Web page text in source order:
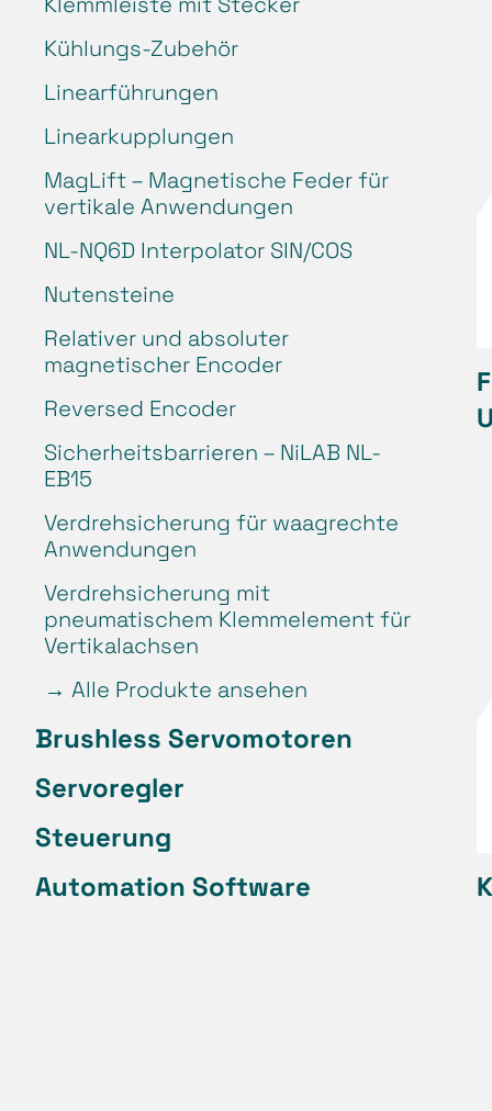
Kühlungs-Zubehör
Linearführungen
Linearkupplungen
MagLift – Magnetische Feder für
vertikale Anwendungen
NL-NQ6D Interpolator SIN/COS
Nutensteine
Relativer und absoluter
magnetischer Encoder
Reversed Encoder
Sicherheitsbarrieren – NiLAB NL-
EB15
Verdrehsicherung für waagrechte
Anwendungen
Verdrehsicherung mit
pneumatischem Klemmelement für
Vertikalachsen
→ Alle Produkte ansehen
Brushless Servomotoren
Servoregler
Steuerung
Automation Software